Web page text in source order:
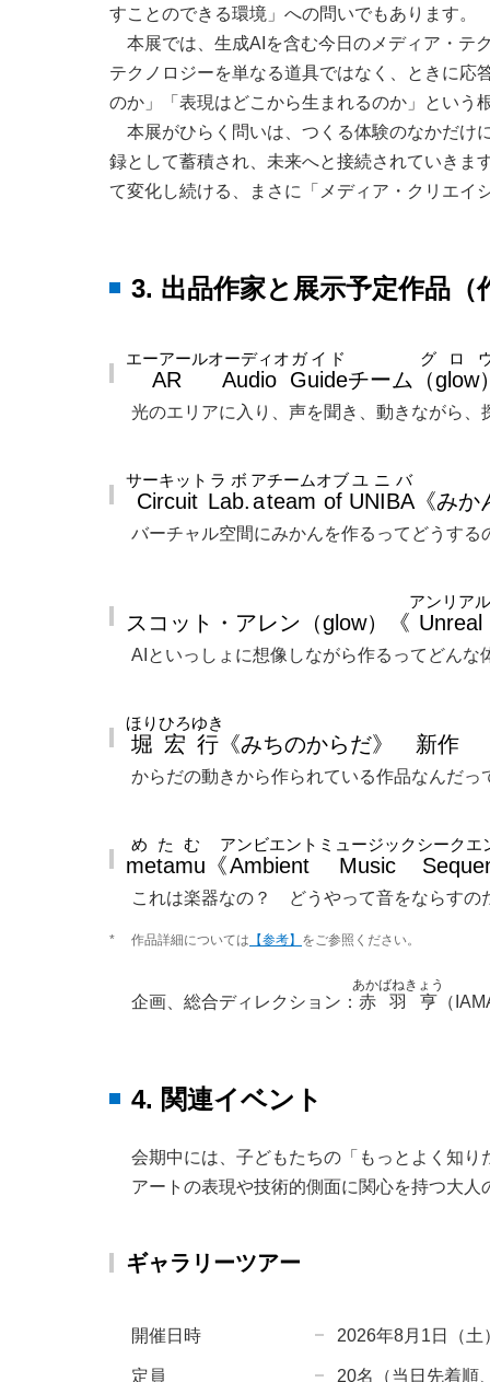
すことのできる環境」への問いでもあります。
本展では、生成AIを含む今日のメディア・テ
テクノロジーを単なる道具ではなく、ときに応
のか」「表現はどこから生まれるのか」という
本展がひらく問いは、つくる体験のなかだけ
録として蓄積され、未来へと接続されていきま
て変化し続ける、まさに「メディア・クリエイ
3. 出品作家と展示予定作品（
AR
エーアール
Audio
オーディオ
Guide
ガイド
チーム （glow
グロ
光のエリアに入り、声を聞き、動きながら、
Circuit
サーキット
Lab.
ラボ
a
ア
team
チーム
of
オブ
UNIBA
ユニバ
《み
バーチャル空間にみかんを作るってどうする
スコット・アレン（glow）《 Unreal
アンリアル
AIといっしょに想像しながら作るってどんな
堀
ほり
宏行
ひろゆき
《みちのからだ》 新作
からだの動きから作られている作品なんだっ
metamu
めたむ
《Ambient
アンビエント
Music
ミュージックシークエ
これは楽器なの？ どうやって音をならすの
* 作品詳細については 【参考】 をご参照ください。
企画、総合ディレクション： 赤羽亨
あかばねきょう
（
4. 関連イベント
会期中には、子どもたちの「もっとよく知
アートの表現や技術的側面に関心を持つ大
ギャラリーツアー
開催日時 2026年8月1日（土
定員 20名（当日先着順